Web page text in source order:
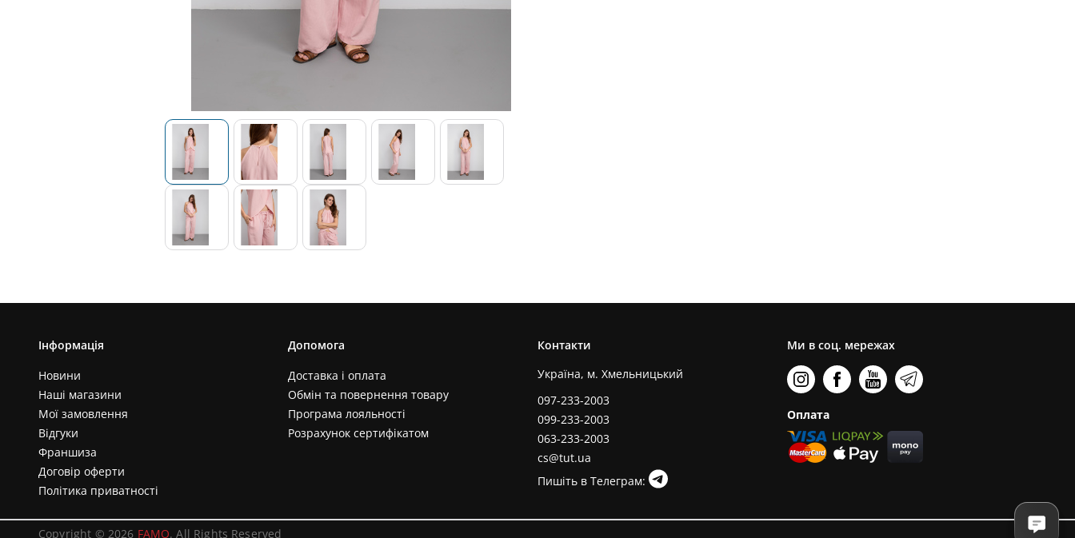
Інформація
Новини
Наші магазини
Мої замовлення
Відгуки
Франшиза
Договір оферти
Політика приватності
Допомога
Доставка і оплата
Обмін та повернення товару
Програма лояльності
Розрахунок сертифікатом
Контакти
Україна, м. Хмельницький
097-233-2003
099-233-2003
063-233-2003
cs@tut.ua
Пишіть в Телеграм:
Ми в соц. мережах
Оплата
Copyright © 2026 FAMO. All Rights Reserved